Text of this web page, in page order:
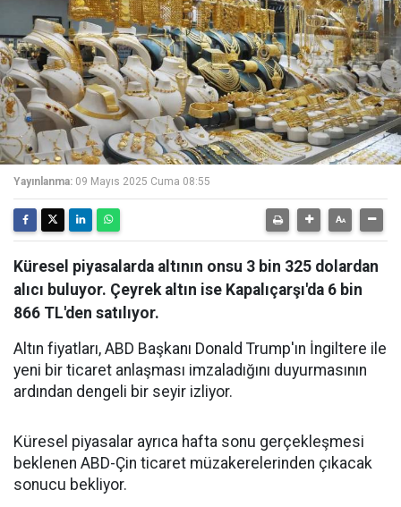
Yayınlanma: 09 Mayıs 2025 Cuma 08:55
Küresel piyasalarda altının onsu 3 bin 325 dolardan
alıcı buluyor. Çeyrek altın ise Kapalıçarşı'da 6 bin
866 TL'den satılıyor.
Altın fiyatları, ABD Başkanı Donald Trump'ın İngiltere ile
yeni bir ticaret anlaşması imzaladığını duyurmasının
ardından dengeli bir seyir izliyor.
Küresel piyasalar ayrıca hafta sonu gerçekleşmesi
beklenen ABD-Çin ticaret müzakerelerinden çıkacak
sonucu bekliyor.